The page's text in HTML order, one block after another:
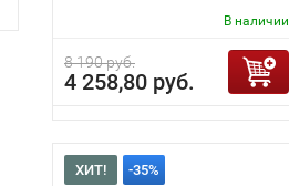
В наличии
8 190 руб.
4 258,80 руб.
ХИТ! -35%